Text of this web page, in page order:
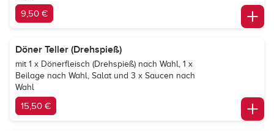
9,50 €
Döner Teller (Drehspieß)
mit 1 x Dönerfleisch (Drehspieß) nach Wahl, 1 x
Beilage nach Wahl, Salat und 3 x Saucen nach
Wahl
15,50 €